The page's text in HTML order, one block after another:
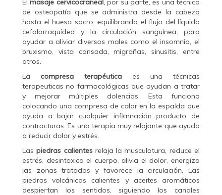
Elmasaje cervicocraneal, por su parte, es una técnica
de osteopatía que se administra desde la cabeza
hasta el hueso sacro, equilibrando el flujo del líquido
cefalorraquídeo y la circulación sanguínea, para
ayudar a aliviar diversos males como el insomnio, el
bruxismo, vista cansada, migrañas, sinusitis, entre
otros.
La compresa terapéutica es una técnicas
terapeuticas no farmacológicas que ayudan a tratar
y mejorar múltiples dolencias. Esta funciona
colocando una compresa de calor en la espalda que
ayuda a bajar cualquier inflamación producto de
contracturas. Es una terapia muy relajante que ayuda
a reducir dolor y estrés.
Las piedras calientesrelaja la musculatura, reduce el
estrés, desintoxica el cuerpo, alivia el dolor, energiza
las zonas tratadas y favorece la circulación. Las
piedras volcánicas calientes y aceites aromáticos
despiertan los sentidos, siguiendo los canales